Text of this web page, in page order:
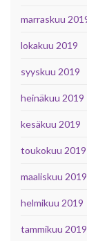
marraskuu
lokakuu 2019
syyskuu 2019
heinäkuu 2019
kesäkuu 2019
toukokuu 2019
maaliskuu 2019
helmikuu 2019
tammikuu 2019